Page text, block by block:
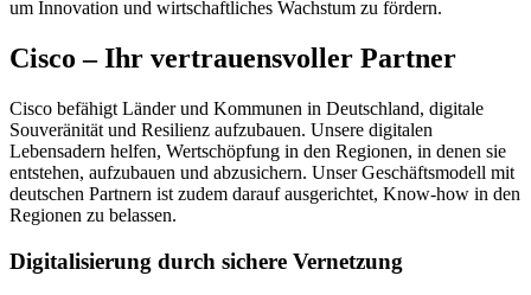
um Innovation und wirtschaftliches Wachstum zu fördern.
Cisco – Ihr vertrauensvoller Partner
Cisco befähigt Länder und Kommunen in Deutschland, digitale
Souveränität und Resilienz aufzubauen. Unsere digitalen
Lebensadern helfen, Wertschöpfung in den Regionen, in denen sie
entstehen, aufzubauen und abzusichern. Unser Geschäftsmodell mit
deutschen Partnern ist zudem darauf ausgerichtet, Know-how in den
Regionen zu belassen.
Digitalisierung durch sichere Vernetzung